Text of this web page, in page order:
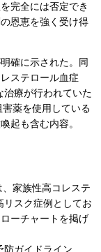
完全には否定でき
恩恵を強く受け得
確に示された。同
ステロール血症
治療が行われていた
薬を使用している
起も含む内容。
家族性高コレステ
リスク症例としてお
ーチャートを掲げ
ガイドライン